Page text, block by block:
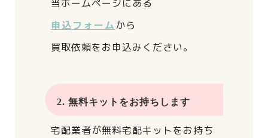
当ホームページにある
申込フォームから
買取依頼をお申込みください。
2. 無料キットをお持ちします
宅配業者が無料宅配キットをお持ち